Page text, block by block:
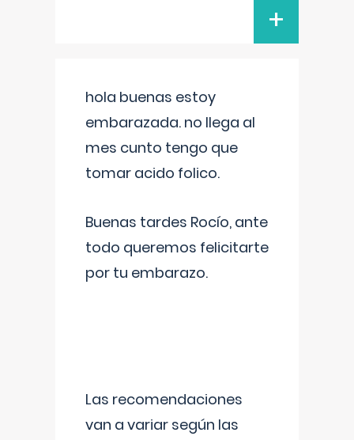
+
hola buenas estoy
embarazada. no llega al
mes cunto tengo que
tomar acido folico.
Buenas tardes Rocío, ante
todo queremos felicitarte
por tu embarazo.
Las recomendaciones
van a variar según las